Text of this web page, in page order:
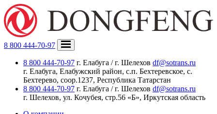
8 800 444-70-97
8 800 444-70-97 г. Елабуга / г. Шелехов df@sotrans.ru
г. Елабуга, Елабужский район, с.п. Бехтеревское, с.
Бехтерево, соор.1237, Республика Татарстан
8 800 444-70-97 г. Елабуга / г. Шелехов df@sotrans.ru
г. Шелехов, ул. Кочубея, стр.56 «Б», Иркутская область